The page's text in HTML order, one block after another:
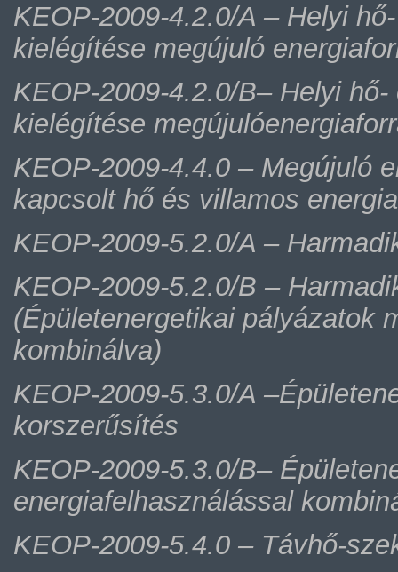
KEOP-2009-4.2.0/A – Helyi
kielégítése megújuló
KEOP-2009-4.2.0/B– Helyi
kielégítése
KEOP-2009-4.4.0 – Megújuló
kapcsolt hő és villamos
KEOP-2009-5.2.0/A –
KEOP-2009-5.2.0/B –
(Épületenergetikai pályázatok
kombinálva)
KEOP-2009-5.3.0/A
korszerűsítés
KEOP-2009-5.3.0/B–
energiafelhasználással
KEOP-2009-5.4.0 – Távhő-